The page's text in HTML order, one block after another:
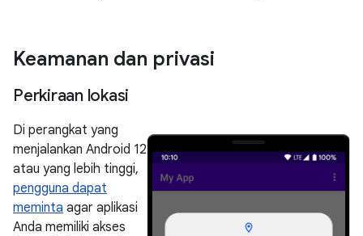
Keamanan dan privasi
Perkiraan lokasi
Di perangkat yang
menjalankan Android 12
atau yang lebih tinggi,
pengguna dapat
meminta agar aplikasi
Anda memiliki akses